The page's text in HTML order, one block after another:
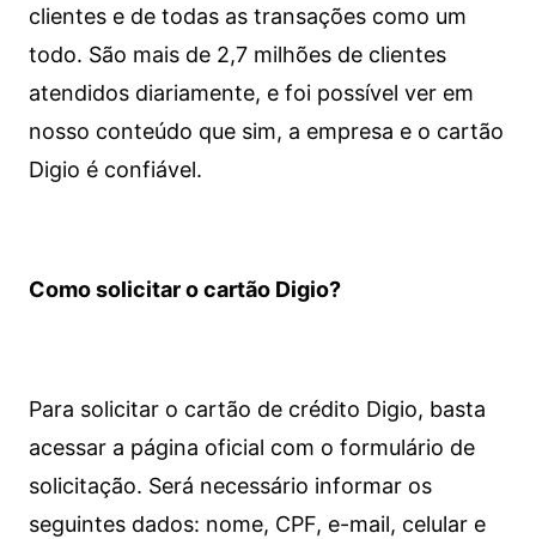
clientes e de todas as transações como um
todo. São mais de 2,7 milhões de clientes
atendidos diariamente, e foi possível ver em
nosso conteúdo que sim, a empresa e o cartão
Digio é confiável.
Como solicitar o cartão Digio?
Para solicitar o cartão de crédito Digio, basta
acessar a página oficial com o formulário de
solicitação. Será necessário informar os
seguintes dados: nome, CPF, e-mail, celular e